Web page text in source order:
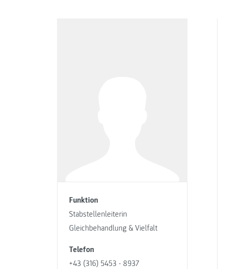
Funktion
Stabstellenleiterin
Gleichbehandlung & Vielfalt
Telefon
+43 (316) 5453 - 8937